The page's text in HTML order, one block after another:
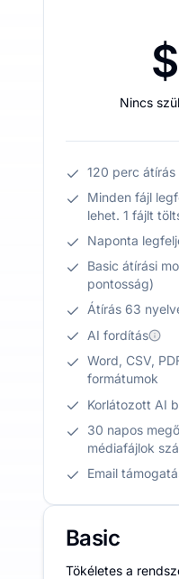
Nincs
120 perc átírás
Minden fájl
lehet. 1 fájlt
Naponta
Basic átírási
pontosság)
Átírás 63
AI fordítás
Word, CSV,
formátumok
Korlátozott AI
30 napos
médiafájlok
Email
Basic
Tökéletes a